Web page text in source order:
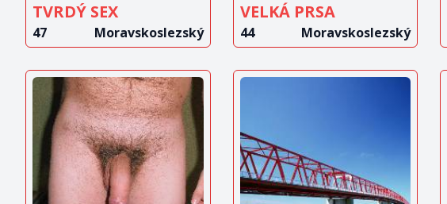
TVRDÝ SEX
47 Moravskoslezský
VELKÁ PRSA
44 Moravskoslezský
ZOBRAZIT
INZERÁT
ZOBRAZIT
INZERÁT